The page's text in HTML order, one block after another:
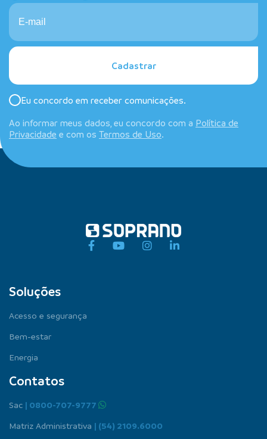
Cadastrar
Eu concordo em receber comunicações.
Ao informar meus dados, eu concordo com a Política de
Privacidade e com os Termos de Uso.
Soluções
Acesso e segurança
Bem-estar
Energia
Contatos
Sac | 0800-707-9777
Matriz Administrativa | (54) 2109.6000